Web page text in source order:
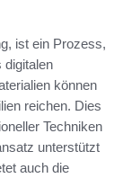
ist ein Prozess,
digitalen
können
reichen. Dies
Techniken
unterstützt
auch die